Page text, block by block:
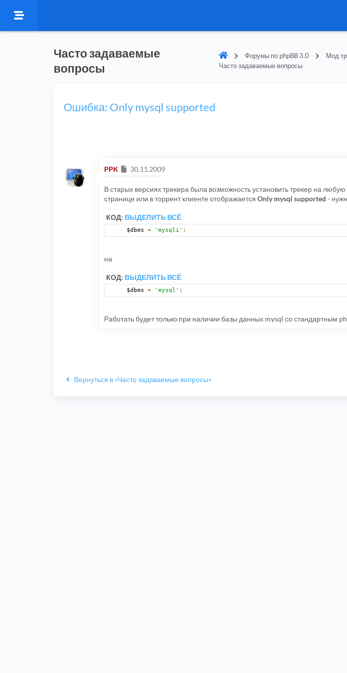
Часто задаваемые
вопросы
Форумы по phpBB 3.0 Мод
Часто задаваемые вопросы
Ошибка: Only mysql supported
PPK Сообщение
30.11.2009
В старых версиях трекера была возможность установить трекер на
странице или в торрент клиенте отображается Only mysql supported -
КОД: ВЫДЕЛИТЬ ВСЁ
$dbms = 'mysqli' ;
на
КОД: ВЫДЕЛИТЬ ВСЁ
$dbms = 'mysql' ;
Работать будет только при наличии базы данных mysql со стандартным
Вернуться в «Часто задаваемые вопросы»